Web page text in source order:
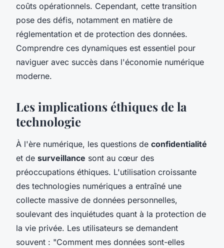
coûts opérationnels. Cependant, cette transition
pose des défis, notamment en matière de
réglementation et de protection des données.
Comprendre ces dynamiques est essentiel pour
naviguer avec succès dans l'économie numérique
moderne.
Les implications éthiques de la
technologie
À l'ère numérique, les questions de confidentialité
et de surveillance sont au cœur des
préoccupations éthiques. L'utilisation croissante
des technologies numériques a entraîné une
collecte massive de données personnelles,
soulevant des inquiétudes quant à la protection de
la vie privée. Les utilisateurs se demandent
souvent : "Comment mes données sont-elles